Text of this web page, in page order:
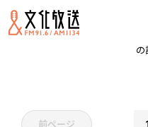
レコメ
の
前ページ